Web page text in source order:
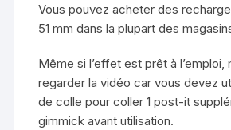
Vous pouvez acheter des
51 mm dans la plupart des
Même si l’effet est prêt à l’emploi,
regarder la vidéo car vous devez
de colle pour coller 1 post-it
gimmick avant utilisation.